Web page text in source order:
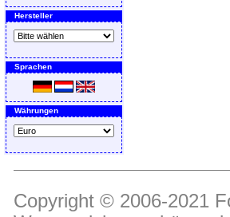
Hersteller
Sprachen
Währungen
Copyright © 2006-2021